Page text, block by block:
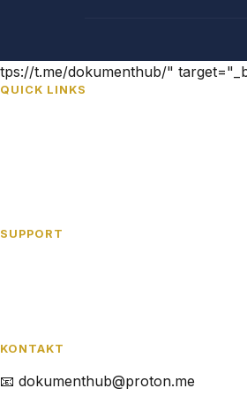
tps://t.me/dokumenthub/"
QUICK LINKS
SUPPORT
KONTAKT
📧 dokumenthub@proton.me